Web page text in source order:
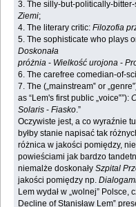
‎3. The silly-but-politically-
Ziemi;‎
‎4. The literary critic:Filozofia
‎5. The sophisticate who plays
Doskonała
próżnia - Wielkość urojona -
‎6. The carefree comedian-of-
‎7. The („mainstream‟ or
as “Lem's first ‎public „voice‟”):
Solaris - ‎‎Fiasko .”‎
Oczywiste jest, a co wyraźnie
byłby stanie napisać tak
różnica w jakości pomiędzy,
powieściami jak bardzo
niemalże ‎doskonałySzpital
jakości pomiędzy np. ‎‎
Lem wydał w „wolnej” Polsce,
Decline of Stanisław Lem‟